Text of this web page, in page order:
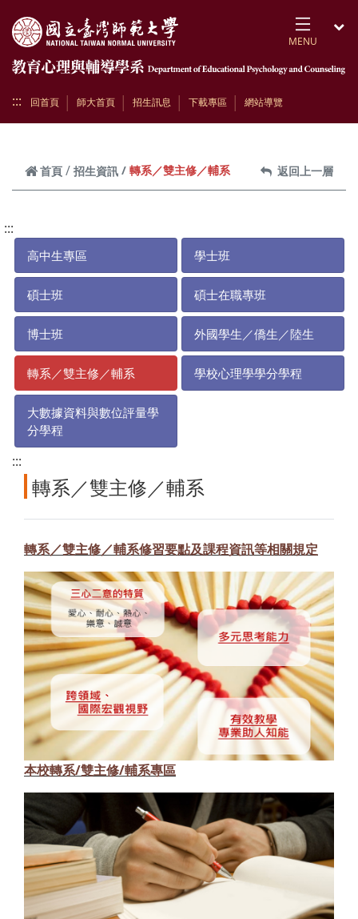
MENU
::: 回首頁 師大首頁 招生訊息 下載專區 網站導覽
首頁 招生資訊 轉系／雙主修／輔系 返回上一層
:::
高中生專區 學士班
碩士班 碩士在職專班
博士班 外國學生／僑生／陸生
轉系／雙主修／輔系 學校心理學學分學程
大數據資料與數位評量學
分學程
:::
轉系／雙主修／輔系
轉系／雙主修／輔系修習要點及課程資訊等相關規定
本校轉系/雙主修/輔系專區